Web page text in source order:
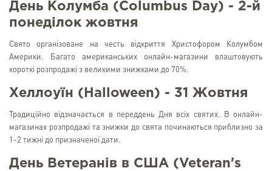
День Колумба (Columbus Day) - 2-й
понеділок жовтня
Свято організоване на честь відкриття Христофором Колумбом
Америки. Багато американських онлайн-магазини влаштовують
короткі розпродажі з великими знижками до 70%.
Хеллоуїн (Halloween) - 31 Жовтня
Традиційно відзначається в переддень Дня всіх святих. В онлайн-
магазинах розпродажі та знижки до свята починаються приблизно за
1-2 тижні до призначеної дати.
День Ветеранів в США (Veteran's